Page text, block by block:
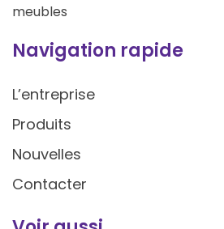
meubles
Navigation rapide
L’entreprise
Produits
Nouvelles
Contacter